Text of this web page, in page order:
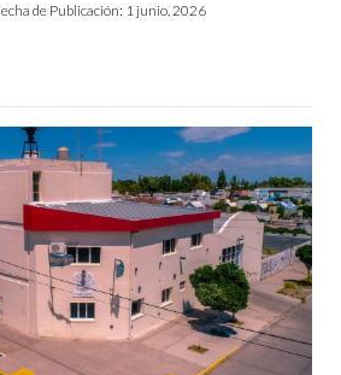
de Publicación: 1 junio, 2026